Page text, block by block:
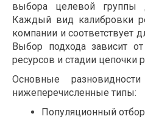
выбора целевой группы
Каждый вид калибровки
компании и соответствует
Выбор подхода зависит от
ресурсов и стадии цепочки
Основные
нижеперечисленные типы:
Популяционный